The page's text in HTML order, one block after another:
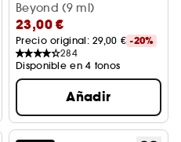
Beyond (9 ml)
23,00 €
Precio original: 29,00 € -20%
284
Disponible en 4 tonos
Añadir